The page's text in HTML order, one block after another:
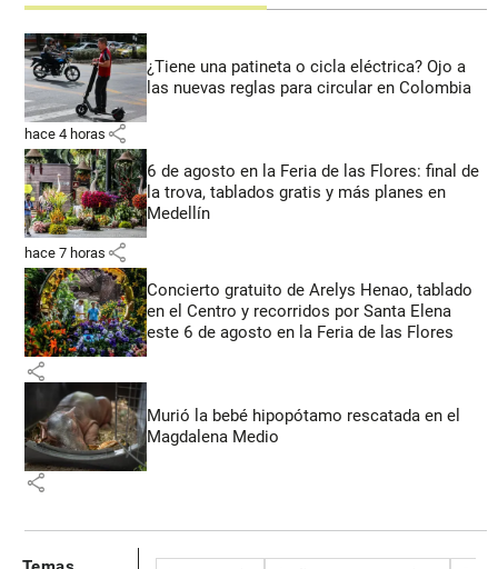
¿Tiene una patineta o cicla eléctrica? Ojo a
las nuevas reglas para circular en Colombia
hace 4 horas share
6 de agosto en la Feria de las Flores: final de
la trova, tablados gratis y más planes en
Medellín
hace 7 horas share
Concierto gratuito de Arelys Henao, tablado
en el Centro y recorridos por Santa Elena
este 6 de agosto en la Feria de las Flores
share
Murió la bebé hipopótamo rescatada en el
Magdalena Medio
share